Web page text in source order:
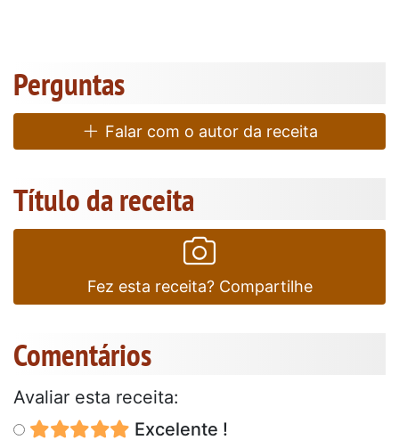
Perguntas
Falar com o autor da receita
Título da receita
Fez esta receita? Compartilhe
Comentários
Avaliar esta receita:
Excelente !